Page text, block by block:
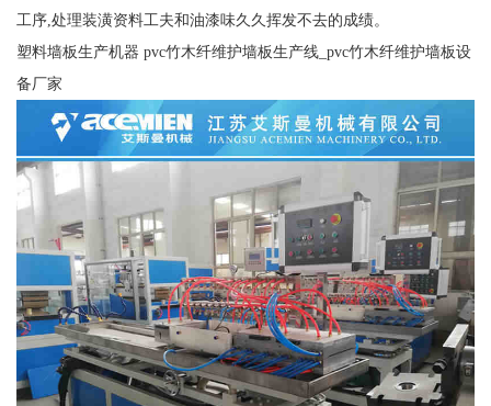
工序,处理装潢资料工夫和油漆味久久挥发不去的成绩。
塑料墙板生产机器 pvc竹木纤维护墙板生产线_pvc竹木纤维护墙板设
备厂家